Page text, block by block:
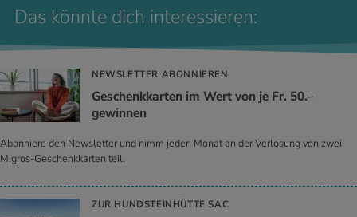
Das könnte dich interessieren:
NEWSLETTER ABONNIEREN
Geschenkkarten im Wert von je Fr. 50.–
gewinnen
Abonniere den Newsletter und nimm jeden Monat an der Verlosung von zwei
Migros-Geschenkkarten teil.
ZUR HUNDSTEINHÜTTE SAC